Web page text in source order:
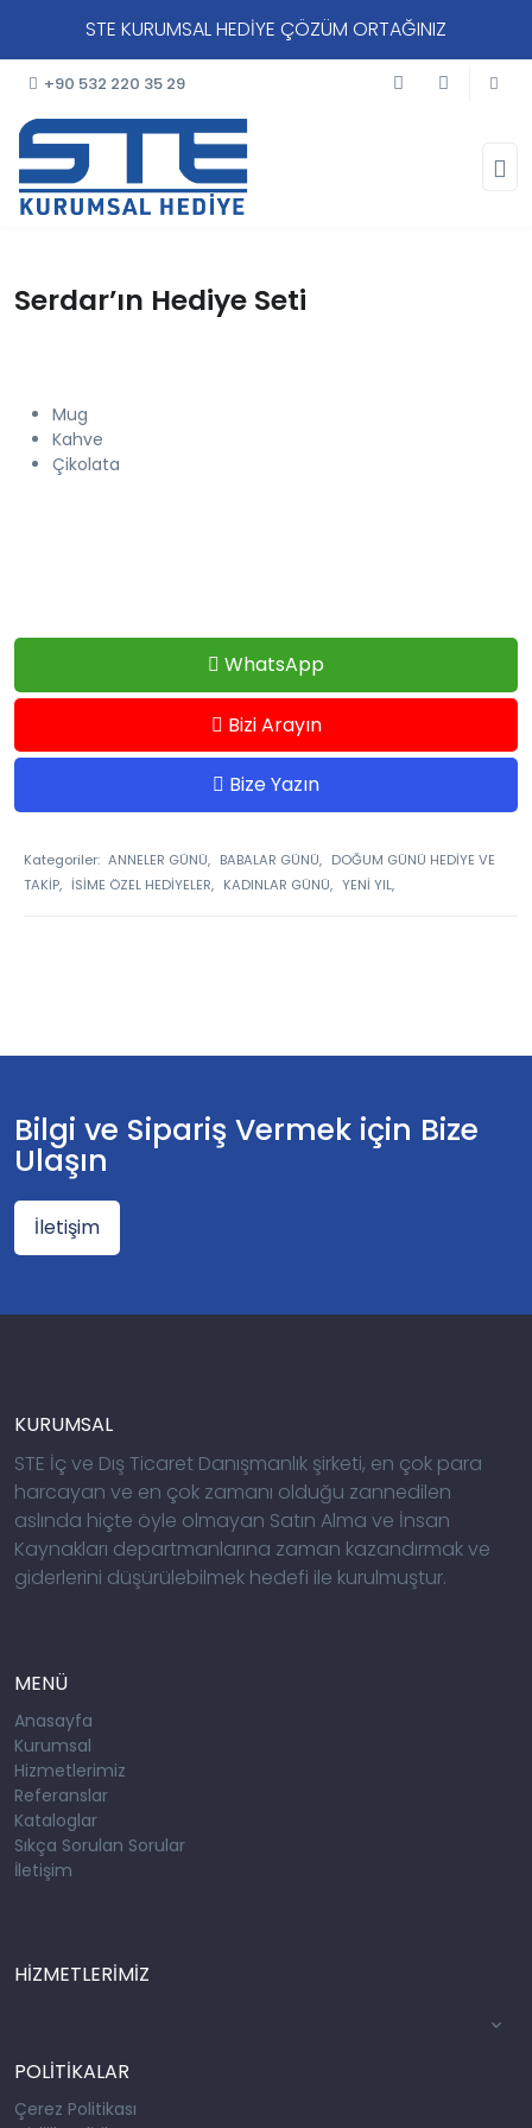
STE KURUMSAL HEDİYE ÇÖZÜM ORTAĞINIZ
+90 532 220 35 29
Serdar’ın Hediye Seti
Mug
Kahve
Çikolata
WhatsApp
Bizi Arayın
Bize Yazın
Kategoriler: ANNELER GÜNÜ, BABALAR GÜNÜ, DOĞUM GÜNÜ HEDİYE VE
TAKİP, İSİME ÖZEL HEDİYELER, KADINLAR GÜNÜ, YENİ YIL,
Bilgi ve Sipariş Vermek için Bize
Ulaşın
İletişim
KURUMSAL
STE İç ve Dış Ticaret Danışmanlık şirketi, en çok para
harcayan ve en çok zamanı olduğu zannedilen
aslında hiçte öyle olmayan Satın Alma ve İnsan
Kaynakları departmanlarına zaman kazandırmak ve
giderlerini düşürülebilmek hedefi ile kurulmuştur.
MENÜ
Anasayfa
Kurumsal
Hizmetlerimiz
Referanslar
Kataloglar
Sıkça Sorulan Sorular
İletişim
HİZMETLERİMİZ
POLİTİKALAR
Çerez Politikası